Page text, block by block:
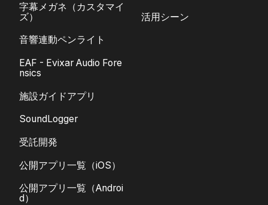
字幕メガネ（カスタマイ
ズ）
音響連動ペンライト
EAF - Evixar Audio Fore
nsics
施設ガイドアプリ
SoundLogger
受託開発
公開アプリ一覧（iOS）
公開アプリ一覧（Androi
d）
活用シーン